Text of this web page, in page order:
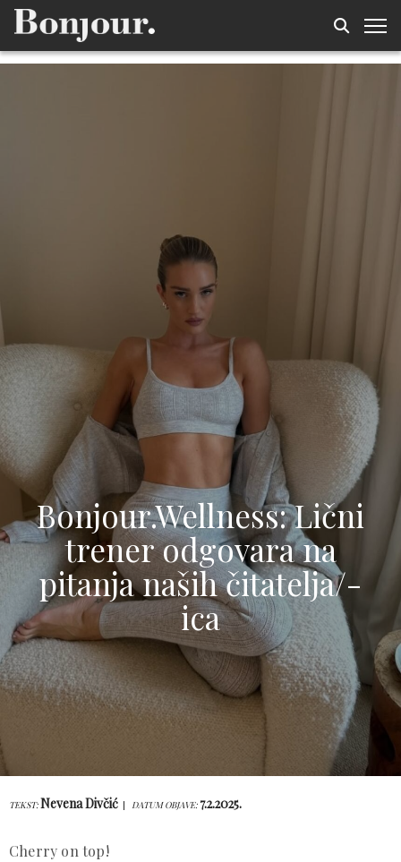
Bonjour.Wellness: Lični
trener odgovara na
pitanja naših čitatelja/-
ica
TEKST:Nevena Divčić DATUM OBJAVE: 7.2.2025.
Cherry on top!